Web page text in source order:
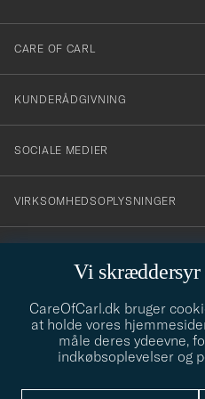
Vi skræddersyr
CareOfCarl.dk bruger
at holde vores
måle deres ydeevne,
indkøbsoplevelser og
dig
till
vårt
nyhetsbrev!
CARE OF CARL
KUNDERÅDGIVNING
SOCIALE MEDIER
VIRKSOMHEDSOPLYSNINGER
info@careofcarl.dk
Behøver du hjælp til at finde din
gerne til!
STILRÅD